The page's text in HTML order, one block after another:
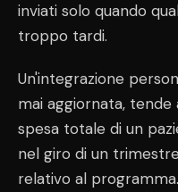
inviati solo quando
troppo tardi.
Un'integrazione
mai aggiornata,
spesa totale di un
nel giro di un
relativo al